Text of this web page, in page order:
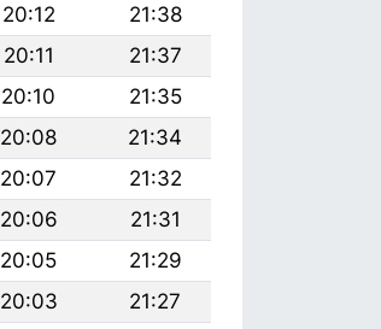
20:12
21:38
20:11
21:37
20:10
21:35
20:08
21:34
20:07
21:32
20:06
21:31
20:05
21:29
20:03
21:27